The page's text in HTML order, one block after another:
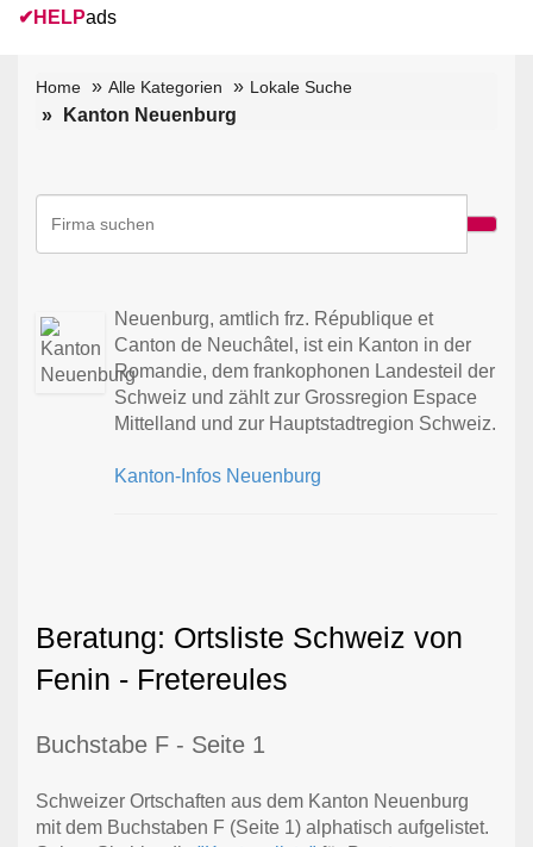
✔ HELPads
Home Alle Kategorien Lokale Suche
Kanton Neuenburg
Neuenburg, amtlich frz. République et
Canton de Neuchâtel, ist ein Kanton in der
Romandie, dem frankophonen Landesteil der
Schweiz und zählt zur Grossregion Espace
Mittelland und zur Hauptstadtregion Schweiz.
Kanton-Infos Neuenburg
Beratung: Ortsliste Schweiz von
Fenin - Fretereules
Buchstabe F - Seite 1
Schweizer Ortschaften aus dem Kanton Neuenburg
mit dem Buchstaben F (Seite 1) alphatisch aufgelistet.